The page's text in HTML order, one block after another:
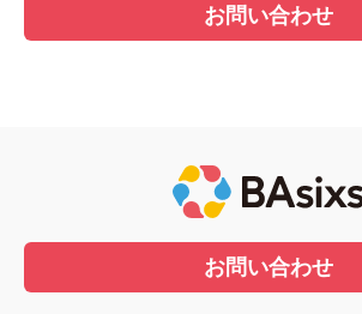
お問い合わせ
お問い合わせ